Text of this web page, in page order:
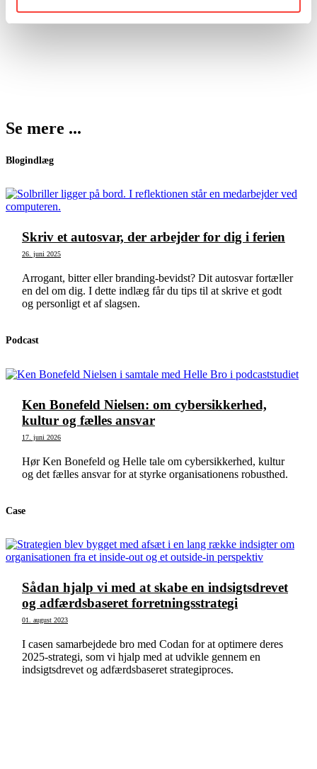
Team
Se mere ...
Blogindlæg
Skriv et autosvar, der arbejder for dig i ferien
26. juni 2025
Arrogant, bitter eller branding-bevidst? Dit autosvar fortæller
en del om dig. I dette indlæg får du tips til at skrive et godt
og personligt et af slagsen.
Podcast
Ken Bonefeld Nielsen: om cybersikkerhed,
kultur og fælles ansvar
17. juni 2026
Hør Ken Bonefeld og Helle tale om cybersikkerhed, kultur
og det fælles ansvar for at styrke organisationens robusthed.
Case
Sådan hjalp vi med at skabe en indsigtsdrevet
og adfærdsbaseret forretningsstrategi
01. august 2023
I casen samarbejdede bro med Codan for at optimere deres
2025-strategi, som vi hjalp med at udvikle gennem en
indsigtsdrevet og adfærdsbaseret strategiproces.